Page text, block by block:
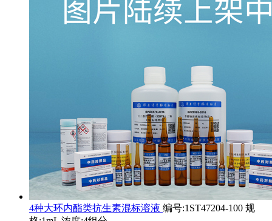
4种大环内酯类抗生素混标溶液 编号:1ST47204-100 规